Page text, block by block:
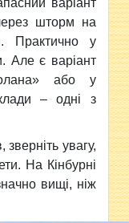
варіант
шторм на
Практично у
Але є варіант
або у
– одні з
зверніть увагу,
На Кінбурні
вищі, ніж